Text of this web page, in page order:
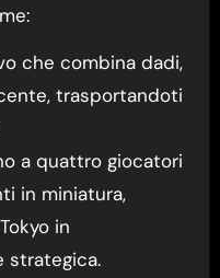
che combina dadi,
trasportandoti
a quattro giocatori
in miniatura,
in
strategica.